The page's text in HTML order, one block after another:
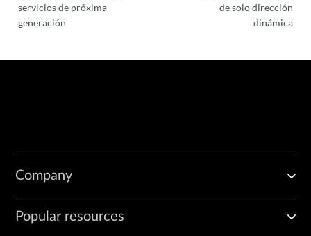
servicios de próxima
generación
de solo dirección
dinámica
Company
Popular resources